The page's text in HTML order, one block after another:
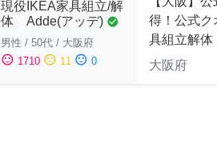
現役IKEA家具組立/解
体 Adde(アッデ) check_circle
男性 / 50代 / 大阪府
sentiment_satisfied 1710 sentiment_neutral 11 sentiment_dissatisfied 0
得！公式ク
具組立解体
大阪府